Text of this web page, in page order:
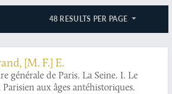
48 RESULTS PER PAGE
[M. F.] E.
générale de Paris. La Seine. I. Le
Parisien aux âges antéhistoriques.